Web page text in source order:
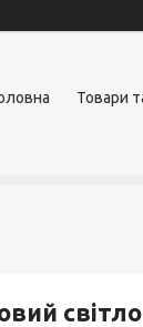
Товари